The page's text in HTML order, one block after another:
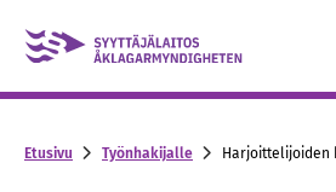
Skip to content -saavutettavuusohje
Etusivu Työnhakijalle Harjoittelijoiden